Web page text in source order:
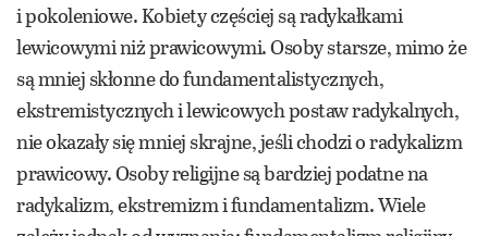
i pokoleniowe. Kobiety częściej są radykałkami
lewicowymi niż prawicowymi. Osoby starsze, mimo że
są mniej skłonne do fundamentalistycznych,
ekstremistycznych i lewicowych postaw radykalnych,
nie okazały się mniej skrajne, jeśli chodzi o radykalizm
prawicowy. Osoby religijne są bardziej podatne na
radykalizm, ekstremizm i fundamentalizm. Wiele